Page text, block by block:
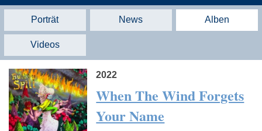
Porträt News Alben
Videos
2022
When The Wind Forgets
Your Name